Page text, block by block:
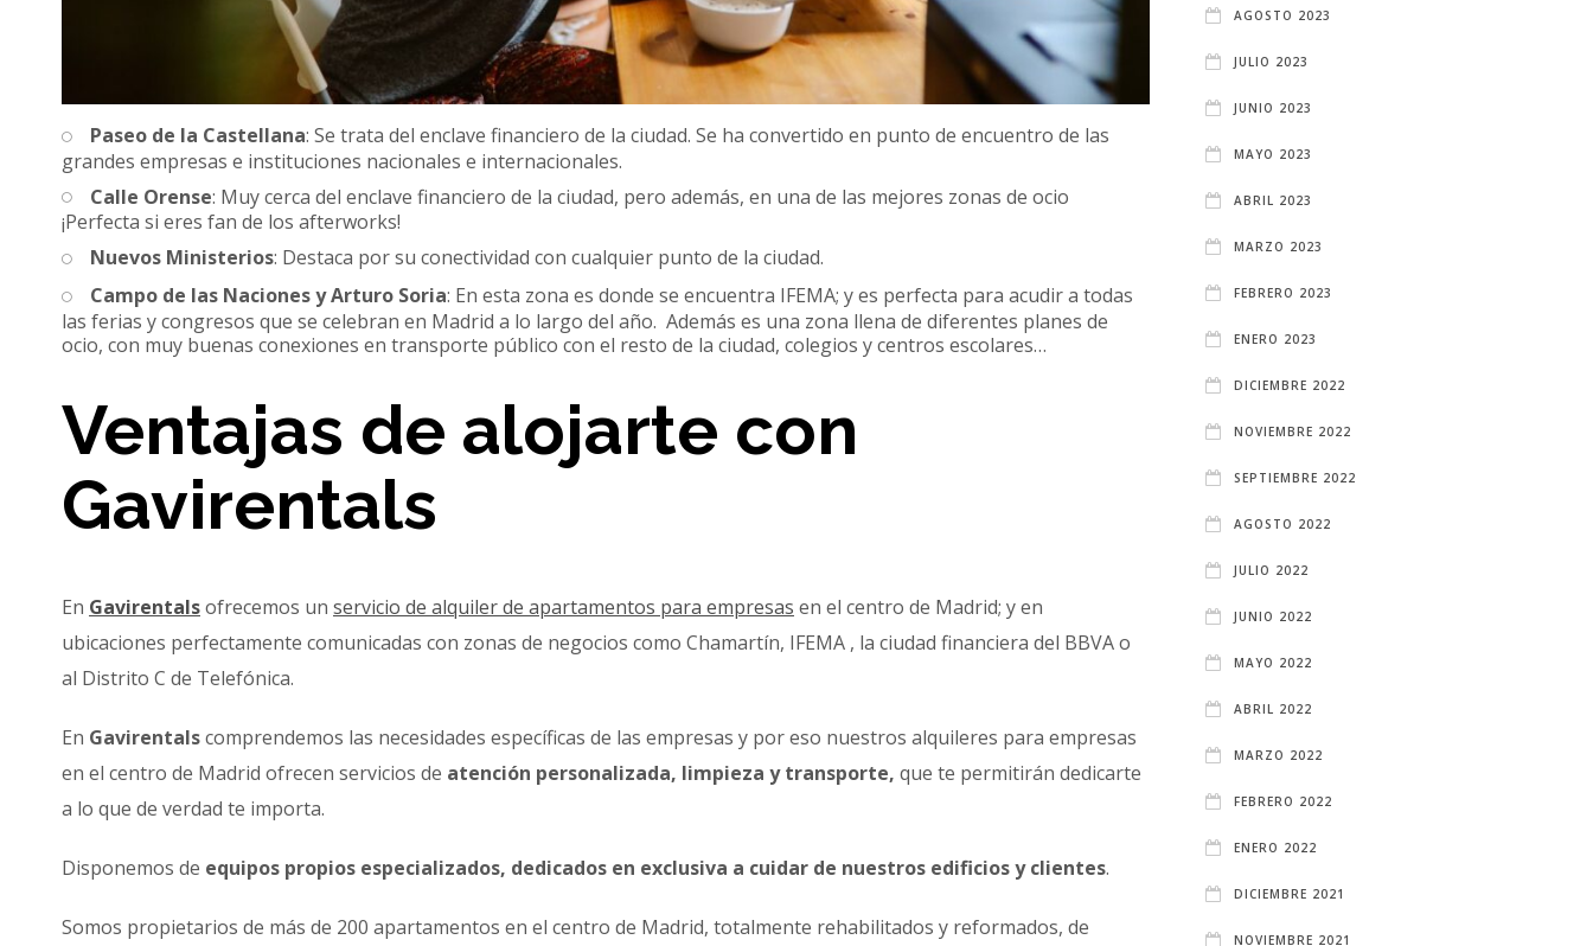
Paseo de la Castellana: Se trata del enclave financiero de la ciudad. Se ha convertido en punto de encuentro de las
grandes empresas e instituciones nacionales e internacionales.
Calle Orense: Muy cerca del enclave financiero de la ciudad, pero además, en una de las mejores zonas de ocio
¡Perfecta si eres fan de los afterworks!
Nuevos Ministerios: Destaca por su conectividad con cualquier punto de la ciudad.
Campo de las Naciones y Arturo Soria: En esta zona es donde se encuentra IFEMA; y es perfecta para acudir a todas
las ferias y congresos que se celebran en Madrid a lo largo del año. Además es una zona llena de diferentes planes de
ocio, con muy buenas conexiones en transporte público con el resto de la ciudad, colegios y centros escolares…
Ventajas de alojarte con
Gavirentals
En Gavirentalsofrecemos un servicio de alquiler de apartamentos para empresas en el centro de Madrid; y en
ubicaciones perfectamente comunicadas con zonas de negocios como Chamartín, IFEMA , la ciudad financiera del BBVA o
al Distrito C de Telefónica.
En Gavirentalscomprendemos las necesidades específicas de las empresas y por eso nuestros alquileres para empresas
en el centro de Madrid ofrecen servicios de atención personalizada, limpieza y transporte, que te permitirán dedicarte
a lo que de verdad te importa.
Disponemos de equipos propios especializados, dedicados en exclusiva a cuidar de nuestros edificios y clientes.
Somos propietarios de más de 200 apartamentos en el centro de Madrid, totalmente rehabilitados y reformados, de
AGOSTO 2023
JULIO 2023
JUNIO 2023
MAYO 2023
ABRIL 2023
MARZO 2023
FEBRERO 2023
ENERO 2023
DICIEMBRE 2022
NOVIEMBRE 2022
SEPTIEMBRE 2022
AGOSTO 2022
JULIO 2022
JUNIO 2022
MAYO 2022
ABRIL 2022
MARZO 2022
FEBRERO 2022
ENERO 2022
DICIEMBRE 2021
NOVIEMBRE 2021